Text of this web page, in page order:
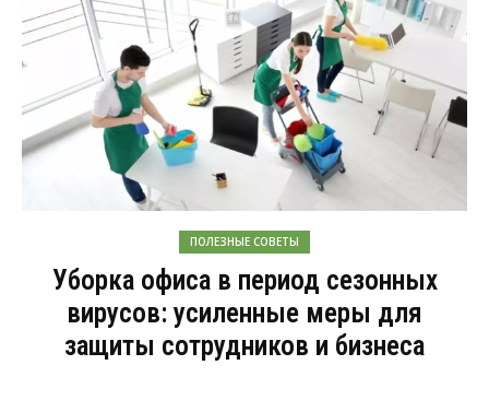
ПОЛЕЗНЫЕ СОВЕТЫ
Уборка офиса в период сезонных
вирусов: усиленные меры для
защиты сотрудников и бизнеса